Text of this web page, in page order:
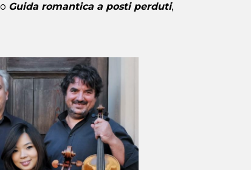
Guida romantica a posti perduti,